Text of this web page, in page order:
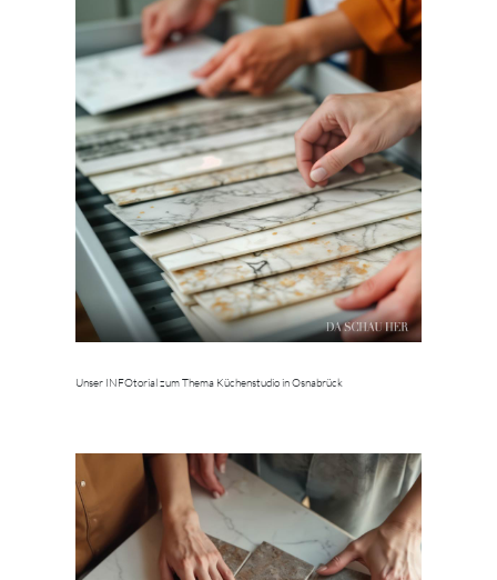
Unser INFOtorial zum Thema Küchenstudio in Osnabrück